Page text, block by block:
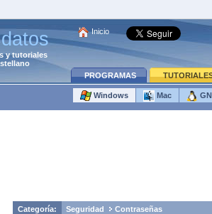
ytutoriales
Inicio
PROGRAMAS
Windows Mac
Categoría: Seguridad Contraseñas